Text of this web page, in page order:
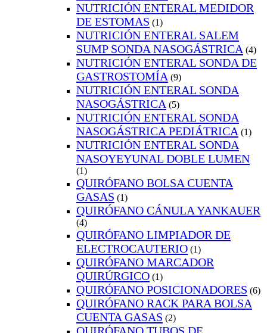
NUTRICIÓN ENTERAL MEDIDOR
DE ESTOMAS (1)
NUTRICIÓN ENTERAL SALEM
SUMP SONDA NASOGÁSTRICA (4)
NUTRICIÓN ENTERAL SONDA DE
GASTROSTOMÍA (9)
NUTRICIÓN ENTERAL SONDA
NASOGÁSTRICA (5)
NUTRICIÓN ENTERAL SONDA
NASOGÁSTRICA PEDIÁTRICA (1)
NUTRICIÓN ENTERAL SONDA
NASOYEYUNAL DOBLE LUMEN
(1)
QUIRÓFANO BOLSA CUENTA
GASAS (1)
QUIRÓFANO CÁNULA YANKAUER
(4)
QUIRÓFANO LIMPIADOR DE
ELECTROCAUTERIO (1)
QUIRÓFANO MARCADOR
QUIRÚRGICO (1)
QUIRÓFANO POSICIONADORES (6)
QUIRÓFANO RACK PARA BOLSA
CUENTA GASAS (2)